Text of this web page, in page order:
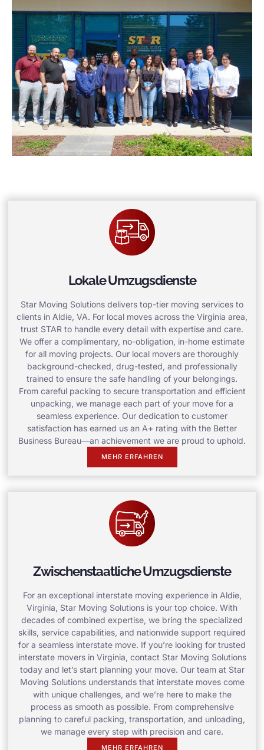
Lokale Umzugsdienste
Star Moving Solutions delivers top-tier moving services to
clients in Aldie, VA. For local moves across the Virginia area,
trust STAR to handle every detail with expertise and care.
We offer a complimentary, no-obligation, in-home estimate
for all moving projects. Our local movers are thoroughly
background-checked, drug-tested, and professionally
trained to ensure the safe handling of your belongings.
From careful packing to secure transportation and efficient
unpacking, we manage each part of your move for a
seamless experience. Our dedication to customer
satisfaction has earned us an A+ rating with the Better
Business Bureau—an achievement we are proud to uphold.
MEHR ERFAHREN
Zwischenstaatliche Umzugsdienste
For an exceptional interstate moving experience in Aldie,
Virginia, Star Moving Solutions is your top choice. With
decades of combined expertise, we bring the specialized
skills, service capabilities, and nationwide support required
for a seamless interstate move. If you’re looking for trusted
interstate movers in Virginia, contact Star Moving Solutions
today and let’s start planning your move. Our team at Star
Moving Solutions understands that interstate moves come
with unique challenges, and we’re here to make the
process as smooth as possible. From comprehensive
planning to careful packing, transportation, and unloading,
we manage every step with precision and care.
MEHR ERFAHREN